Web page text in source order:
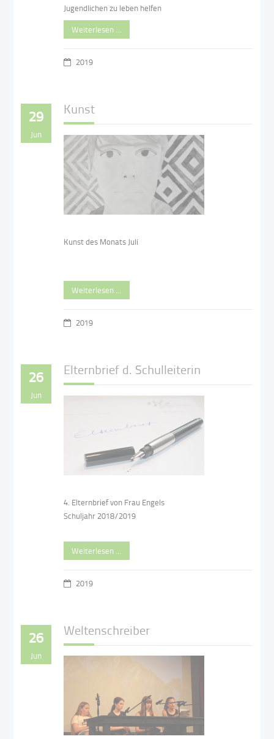
Jugendlichen zu leben helfen
Weiterlesen …
2019
29
Jun
Kunst
Kunst des Monats Juli
Weiterlesen …
2019
26
Jun
Elternbrief d. Schulleiterin
4. Elternbrief von Frau Engels
Schuljahr 2018/2019
Weiterlesen …
2019
26
Jun
Weltenschreiber